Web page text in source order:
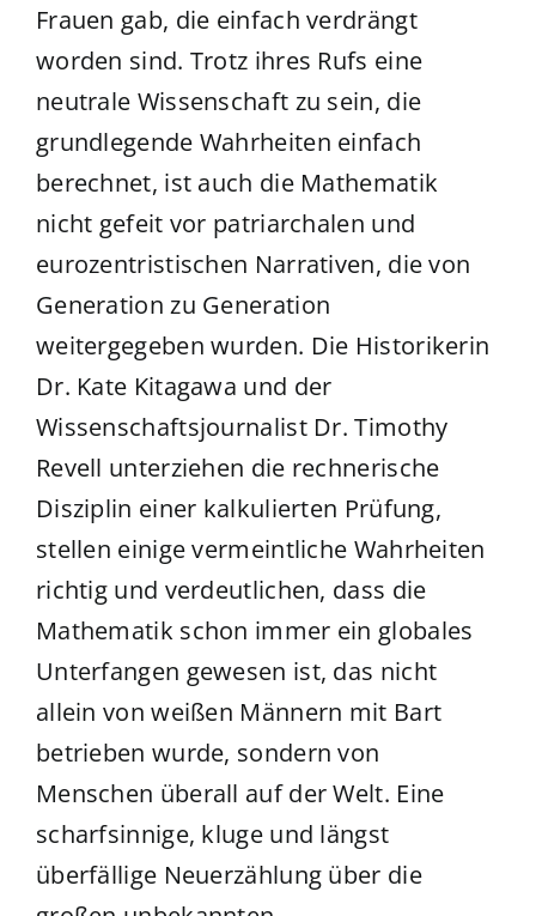
Frauen gab, die einfach verdrängt
worden sind. Trotz ihres Rufs eine
neutrale Wissenschaft zu sein, die
grundlegende Wahrheiten einfach
berechnet, ist auch die Mathematik
nicht gefeit vor patriarchalen und
eurozentristischen Narrativen, die von
Generation zu Generation
weitergegeben wurden. Die Historikerin
Dr. Kate Kitagawa und der
Wissenschaftsjournalist Dr. Timothy
Revell unterziehen die rechnerische
Disziplin einer kalkulierten Prüfung,
stellen einige vermeintliche Wahrheiten
richtig und verdeutlichen, dass die
Mathematik schon immer ein globales
Unterfangen gewesen ist, das nicht
allein von weißen Männern mit Bart
betrieben wurde, sondern von
Menschen überall auf der Welt. Eine
scharfsinnige, kluge und längst
überfällige Neuerzählung über die